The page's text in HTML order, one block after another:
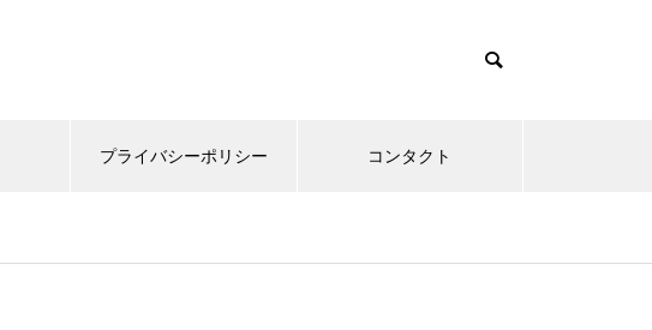
プライバシーポリシー コンタクト